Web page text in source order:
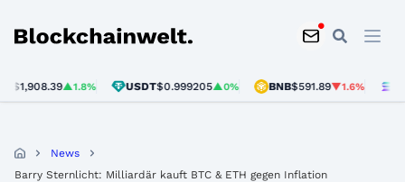
Blockchainwelt
▲1.8% USDT$0.999205▲0% BNB$591.89▼1.6% SOL
News
Barry Sternlicht: Milliardär kauft BTC & ETH gegen Inflation